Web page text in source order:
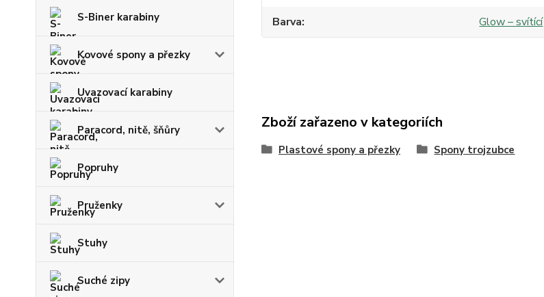
S-Biner karabiny
Kovové spony a přezky
Uvazovací karabiny
Paracord, nitě, šňůry
Popruhy
Pruženky
Stuhy
Suché zipy
Barva
Glow – svítící
Zboží zařazeno v kategoriích
Plastové spony a přezky Spony trojzubce